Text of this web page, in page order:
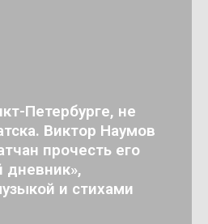
Петербурге, не
Виктор Наумов
прочесть его
дневник»,
и стихами